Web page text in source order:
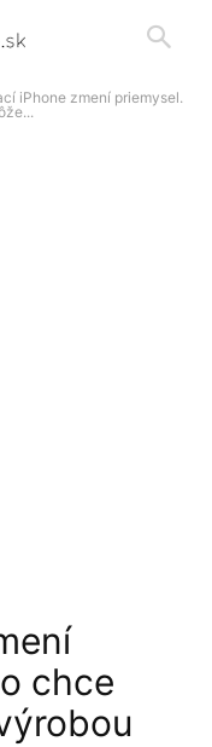
iPhone zmení priemysel.
chce